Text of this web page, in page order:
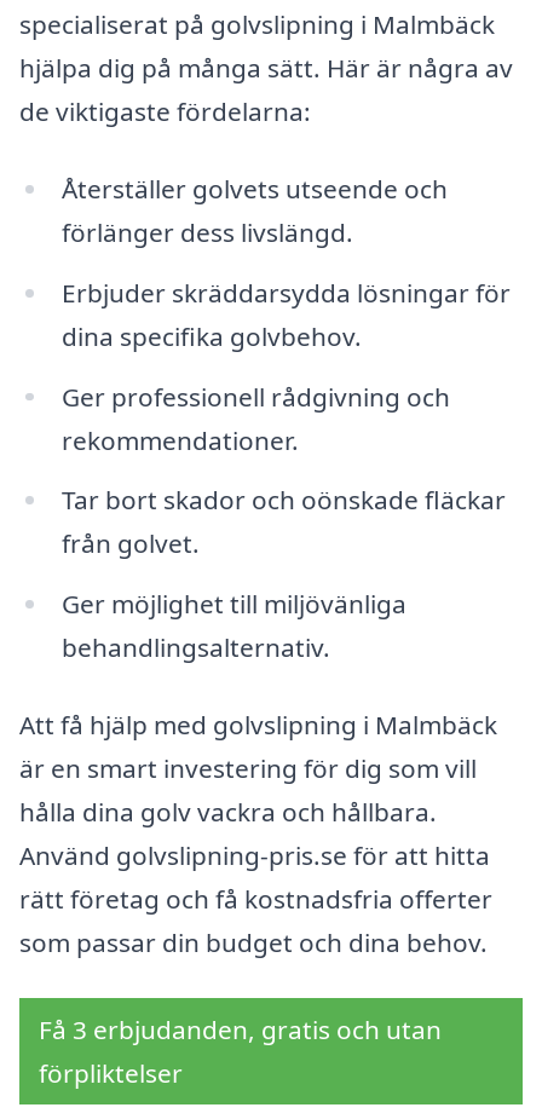
specialiserat på golvslipning i Malmbäck
hjälpa dig på många sätt. Här är några av
de viktigaste fördelarna:
Återställer golvets utseende och
förlänger dess livslängd.
Erbjuder skräddarsydda lösningar för
dina specifika golvbehov.
Ger professionell rådgivning och
rekommendationer.
Tar bort skador och oönskade fläckar
från golvet.
Ger möjlighet till miljövänliga
behandlingsalternativ.
Att få hjälp med golvslipning i Malmbäck
är en smart investering för dig som vill
hålla dina golv vackra och hållbara.
Använd golvslipning-pris.se för att hitta
rätt företag och få kostnadsfria offerter
som passar din budget och dina behov.
Få 3 erbjudanden, gratis och utan
förpliktelser